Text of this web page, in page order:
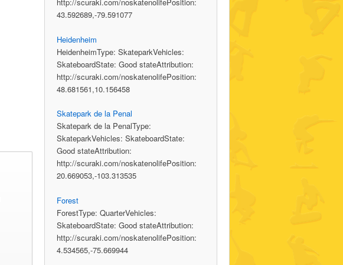
43.592689,-79.591077
Heidenheim
HeidenheimType: SkateparkVehicles:
SkateboardState: Good stateAttribution:
http://scuraki.com/noskatenolifePosition:
48.681561,10.156458
Skatepark de la Penal
Skatepark de la PenalType:
SkateparkVehicles: SkateboardState:
Good stateAttribution:
http://scuraki.com/noskatenolifePosition:
20.669053,-103.313535
Forest
ForestType: QuarterVehicles:
SkateboardState: Good stateAttribution:
http://scuraki.com/noskatenolifePosition:
4.534565,-75.669944